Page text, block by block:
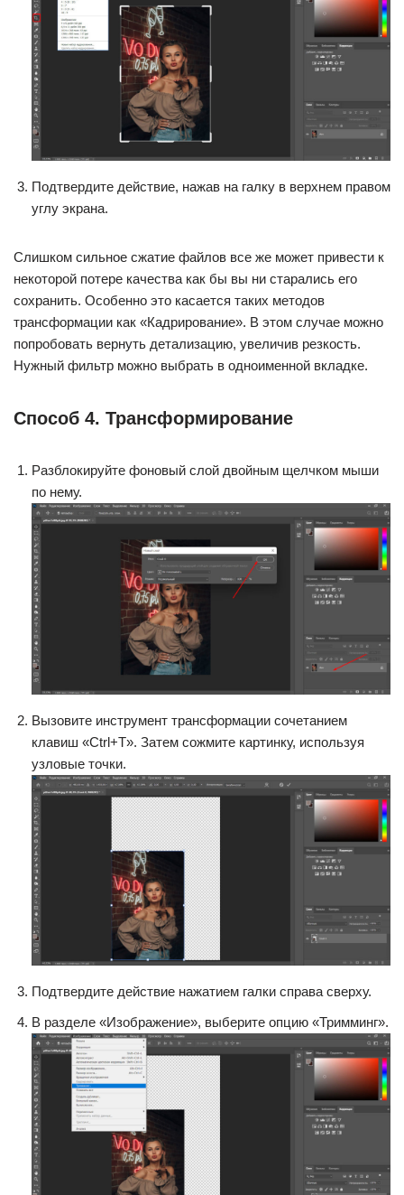
Подтвердите действие, нажав на галку в верхнем правом
углу экрана.
Слишком сильное сжатие файлов все же может привести к
некоторой потере качества как бы вы ни старались его
сохранить. Особенно это касается таких методов
трансформации как «Кадрирование». В этом случае можно
попробовать вернуть детализацию, увеличив резкость.
Нужный фильтр можно выбрать в одноименной вкладке.
Способ 4. Трансформирование
Разблокируйте фоновый слой двойным щелчком мыши
по нему.
Вызовите инструмент трансформации сочетанием
клавиш «Ctrl+T». Затем сожмите картинку, используя
узловые точки.
Подтвердите действие нажатием галки справа сверху.
В разделе «Изображение», выберите опцию «Тримминг».